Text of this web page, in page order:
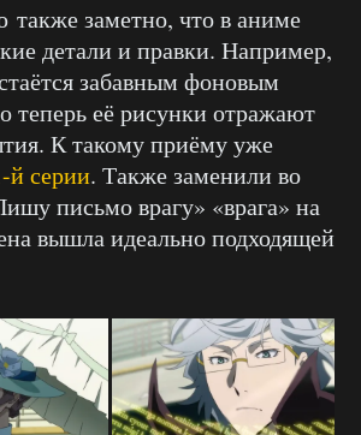
также заметно, что в аниме
детали и правки. Например,
забавным фоновым
теперь её рисунки отражают
К такому приёму уже
й серии. Также заменили во
письмо врагу» «врага» на
вышла идеально подходящей